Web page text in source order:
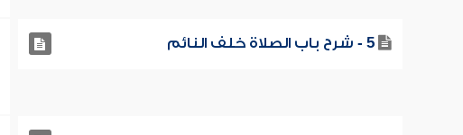
5 - شرح باب الصلاة خلف النائم